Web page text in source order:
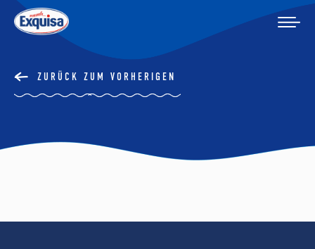
ZURÜCK ZUM VORHERIGEN